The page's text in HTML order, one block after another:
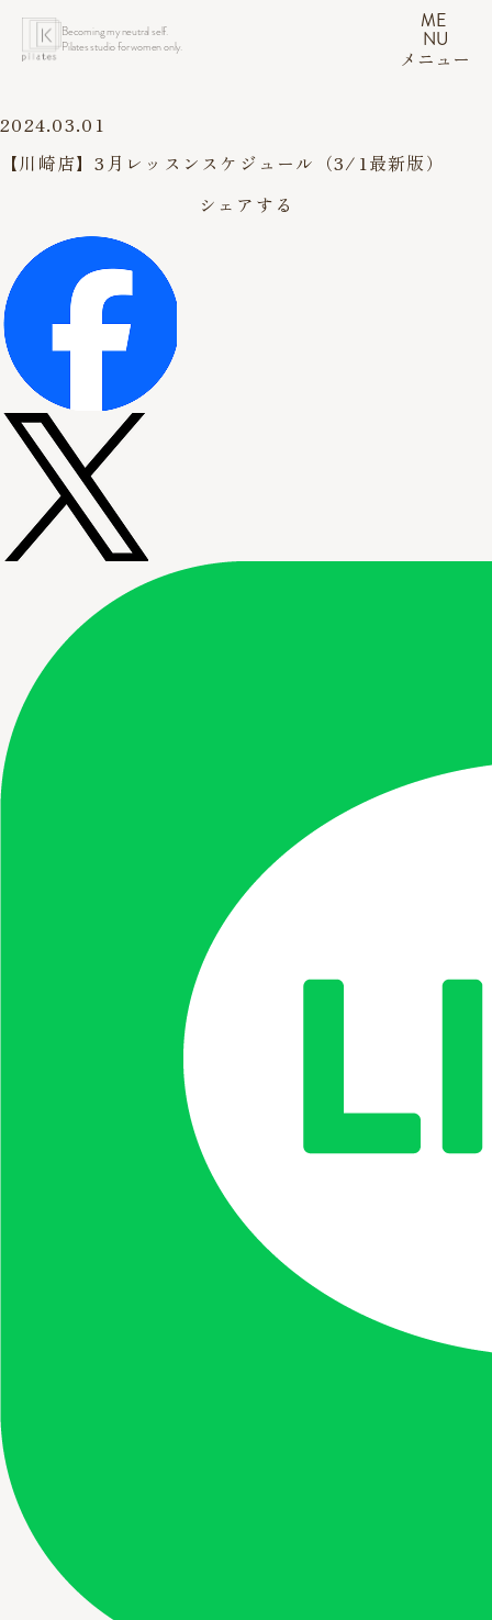
Becoming my neutral self.
Pilates studio for women only.
ME
NU
メニュー
2024.03.01
【川崎店】3月レッスンスケジュール（3/1最新版）
シェアする